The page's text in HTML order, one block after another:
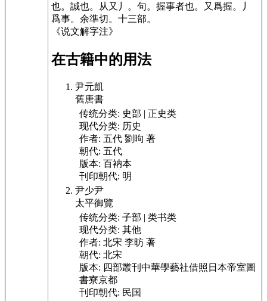
也。誠也。
从又丿。 句。 握事者也。
又爲握。丿
爲事。余準切。 十三部。
《说文解字注》
在古籍中的用法
尹元凱
舊唐書
传统分类: 史部 | 正史类
现代分类: 历史
作者: 五代 劉昫 著
朝代: 五代
版本: 百衲本
刊印朝代: 明
尹少尹
太平御覽
传统分类: 子部 | 类书类
现代分类: 其他
作者: 北宋 李昉 著
朝代: 北宋
版本: 四部叢刊中華學藝社借照日本帝室圖
書寮京都
刊印朝代: 民国